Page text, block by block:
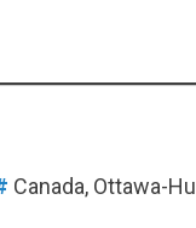
Canada, Ottawa-Hull